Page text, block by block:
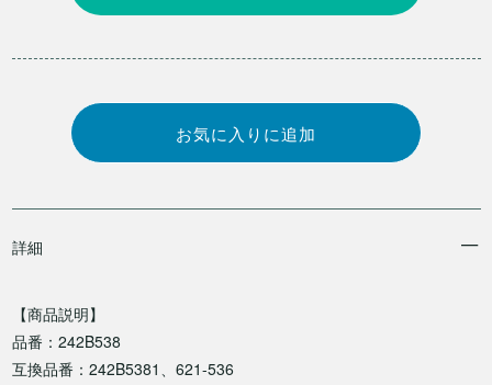
詳細
【商品説明】
品番：242B538
互換品番：242B5381、621-536